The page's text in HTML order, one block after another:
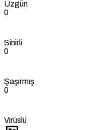
Üzgün
0
Sinirli
0
Şaşırmış
0
Virüslü